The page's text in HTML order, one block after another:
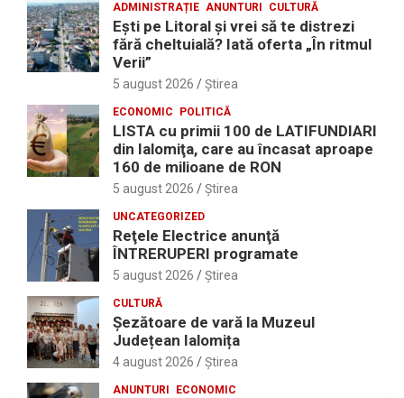
ADMINISTRAȚIE ANUNTURI CULTURĂ
Eşti pe Litoral şi vrei să te distrezi
fără cheltuială? Iată oferta „În ritmul
Verii”
5 august 2026 Ştirea
ECONOMIC POLITICĂ
LISTA cu primii 100 de LATIFUNDIARI
din Ialomiţa, care au încasat aproape
160 de milioane de RON
5 august 2026 Ştirea
UNCATEGORIZED
Reţele Electrice anunţă
ÎNTRERUPERI programate
5 august 2026 Ştirea
CULTURĂ
Șezătoare de vară la Muzeul
Județean Ialomița
4 august 2026 Ştirea
ANUNTURI ECONOMIC